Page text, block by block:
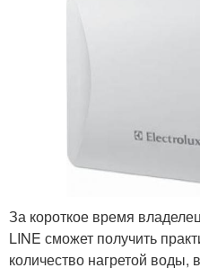
За короткое время
LINE сможет получить
количество нагретой